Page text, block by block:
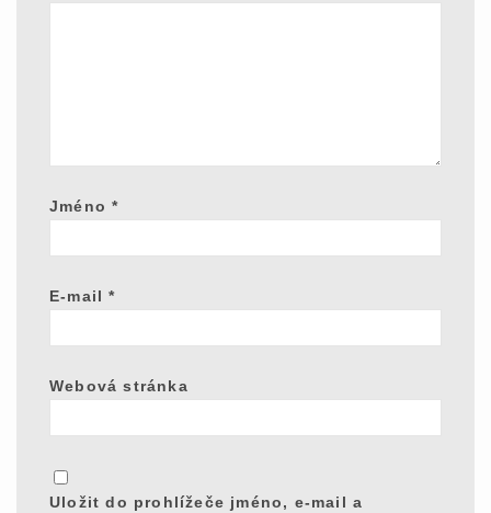
Jméno*
E-mail*
Webová stránka
Uložit do prohlížeče jméno, e-mail a